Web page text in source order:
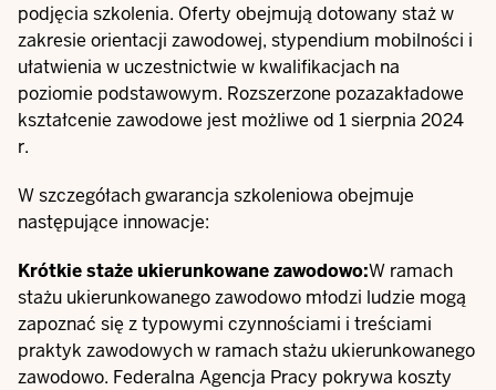
podjęcia szkolenia. Oferty obejmują dotowany staż w
zakresie orientacji zawodowej, stypendium mobilności i
ułatwienia w uczestnictwie w kwalifikacjach na
poziomie podstawowym. Rozszerzone pozazakładowe
kształcenie zawodowe jest możliwe od 1 sierpnia 2024
r.
W szczegółach gwarancja szkoleniowa obejmuje
następujące innowacje:
Krótkie staże ukierunkowane zawodowo:W ramach
stażu ukierunkowanego zawodowo młodzi ludzie mogą
zapoznać się z typowymi czynnościami i treściami
praktyk zawodowych w ramach stażu ukierunkowanego
zawodowo. Federalna Agencja Pracy pokrywa koszty